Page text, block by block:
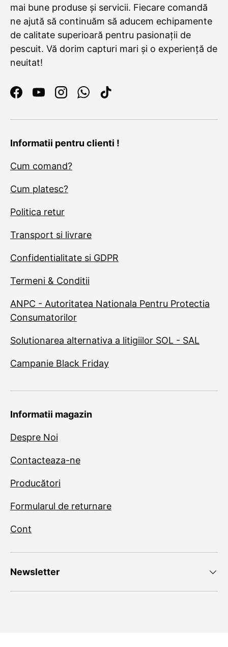
mai bune produse și servicii. Fiecare comandă
ne ajută să continuăm să aducem echipamente
de calitate superioară pentru pasionații de
pescuit. Vă dorim capturi mari și o experiență de
neuitat!
Facebook
YouTubeInstagram
WhatsApp
TikTok
Informatii pentru clienti !
Cum comand?
Cum platesc?
Politica retur
Transport si livrare
Confidentialitate si GDPR
Termeni & Conditii
ANPC - Autoritatea Nationala Pentru Protectia
Consumatorilor
Solutionarea alternativa a litigiilor SOL - SAL
Campanie Black Friday
Informatii magazin
Despre Noi
Contacteaza-ne
Producători
Formularul de returnare
Cont
Newsletter